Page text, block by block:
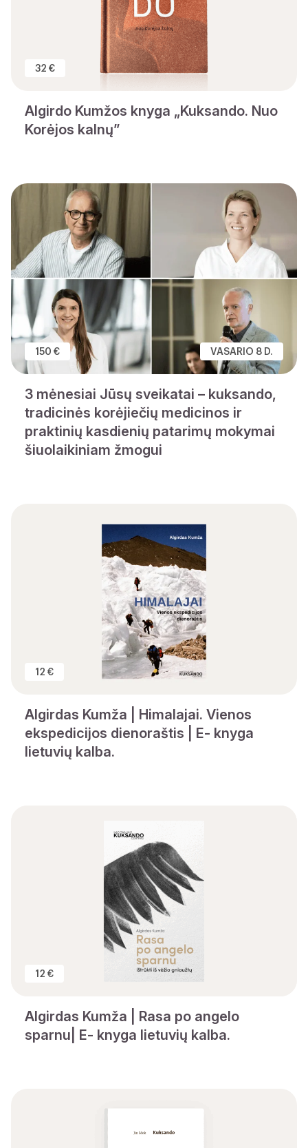
32 €
Algirdo Kumžos knyga „Kuksando. Nuo
Korėjos kalnų”
150 € VASARIO 8 D.
3 mėnesiai Jūsų sveikatai – kuksando,
tradicinės korėjiečių medicinos ir
praktinių kasdienių patarimų mokymai
šiuolaikiniam žmogui
12 €
Algirdas Kumža | Himalajai. Vienos
ekspedicijos dienoraštis | E- knyga
lietuvių kalba.
12 €
Algirdas Kumža | Rasa po angelo
sparnu| E- knyga lietuvių kalba.